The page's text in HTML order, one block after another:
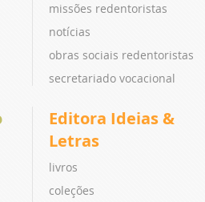
missões redentoristas
notícias
obras sociais redentoristas
secretariado vocacional
Editora Ideias &
Letras
livros
coleções